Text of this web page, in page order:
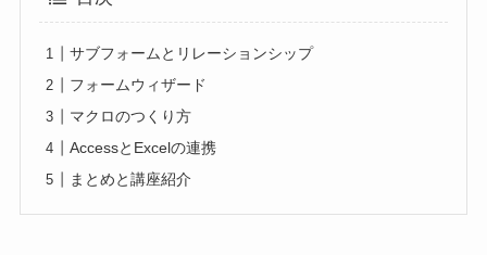
サブフォームとリレーションシップ
フォームウィザード
マクロのつくり方
AccessとExcelの連携
まとめと講座紹介